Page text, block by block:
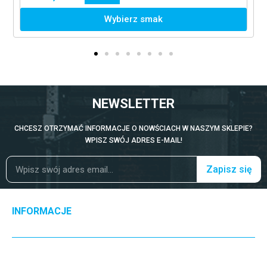
Wybierz smak
NEWSLETTER
CHCESZ OTRZYMAĆ INFORMACJE O NOWŚCIACH W NASZYM SKLEPIE?
WPISZ SWÓJ ADRES E-MAIL!
Zapisz się
INFORMACJE